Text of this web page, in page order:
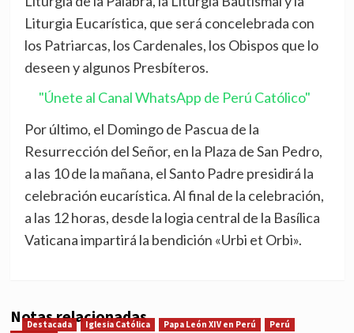
Liturgia Eucarística, que será concelebrada con
los Patriarcas, los Cardenales, los Obispos que lo
deseen y algunos Presbíteros.
"Únete al Canal WhatsApp de Perú Católico"
Por último, el Domingo de Pascua de la
Resurrección del Señor, en la Plaza de San Pedro,
a las 10 de la mañana, el Santo Padre presidirá la
celebración eucarística. Al final de la celebración,
a las 12 horas, desde la logia central de la Basílica
Vaticana impartirá la bendición «Urbi et Orbi».
Notas relacionadas
Destacada Iglesia Católica Papa León XIV en Perú Perú